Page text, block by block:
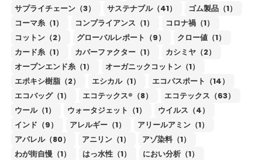
サプライチェーン（3）
サステナブル（41）
ゴム製品（1）
コーマ糸（1）
コンプライアンス（1）
コロナ禍（1）
コットン（2）
グローバルレポート（9）
クロー値（1）
カード糸（1）
カバーファクター（1）
カシミヤ（2）
オープンエンド糸（1）
オーガニックコットン（1）
エポキシ樹脂（2）
エシカル（1）
エコパスポート（14）
エコバッグ（1）
エコテックス®（8）
エコテックス（63）
ウール（1）
ウォータジェット（1）
ウイルス（4）
インド（9）
アレルギー（1）
アリールアミン（1）
アパレル（80）
アニリン（1）
アゾ染料（1）
わが街自慢（1）
はっ水性（1）
におい分析（1）